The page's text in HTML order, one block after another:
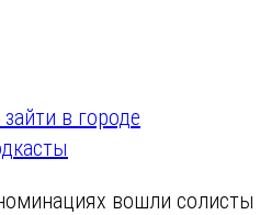
зайти в городе
вошли солисты